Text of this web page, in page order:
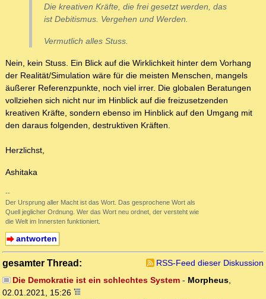
Die kreativen Kräfte, die frei gesetzt werden, das
ist Debitismus. Vergehen und Werden.
Vermutlich alles Stuss.
Nein, kein Stuss. Ein Blick auf die Wirklichkeit hinter dem Vorhang
der Realität/Simulation wäre für die meisten Menschen, mangels
äußerer Referenzpunkte, noch viel irrer. Die globalen Beratungen
vollziehen sich nicht nur im Hinblick auf die freizusetzenden
kreativen Kräfte, sondern ebenso im Hinblick auf den Umgang mit
den daraus folgenden, destruktiven Kräften.
Herzlichst,
Ashitaka
--
Der Ursprung aller Macht ist das Wort. Das gesprochene Wort als
Quell jeglicher Ordnung. Wer das Wort neu ordnet, der versteht wie
die Welt im Innersten funktioniert.
antworten
gesamter Thread:
RSS-Feed dieser Diskussion
Die Demokratie ist ein schlechtes System- Morpheus,
02.01.2021, 15:26